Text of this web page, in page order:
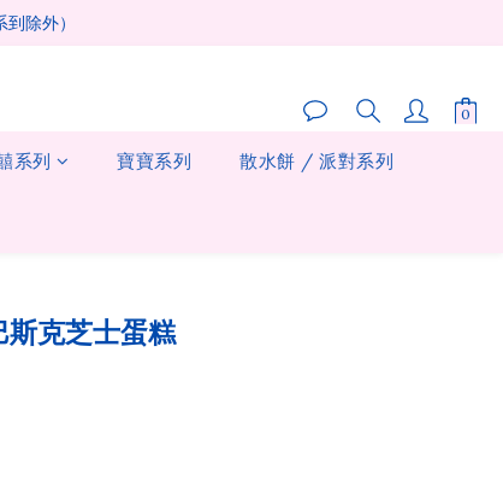
除外）
系列 寶寶系列 散水餅 / 派對系列
克芝士蛋糕